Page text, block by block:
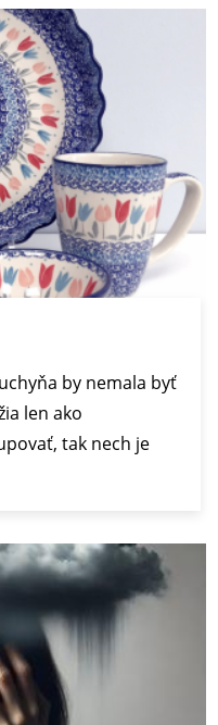
by nemala byť
len ako
tak nech je